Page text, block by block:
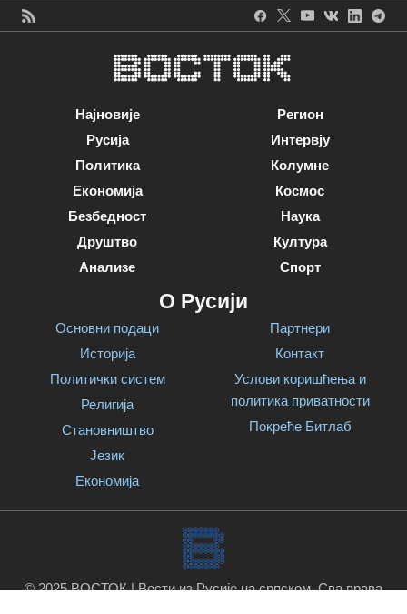
Најновије
Русија
Политика
Економија
Безбедност
Друштво
Анализе
Регион
Интервју
Колумне
Космос
Наука
Култура
Спорт
О Русији
Основни подаци
Историја
Политички систем
Религија
Становништво
Језик
Економија
Партнери
Контакт
Услови коришћења и
политика приватности
Покреће Битлаб
© 2025 ВОСТОК | Вести из Русије на српском. Сва права